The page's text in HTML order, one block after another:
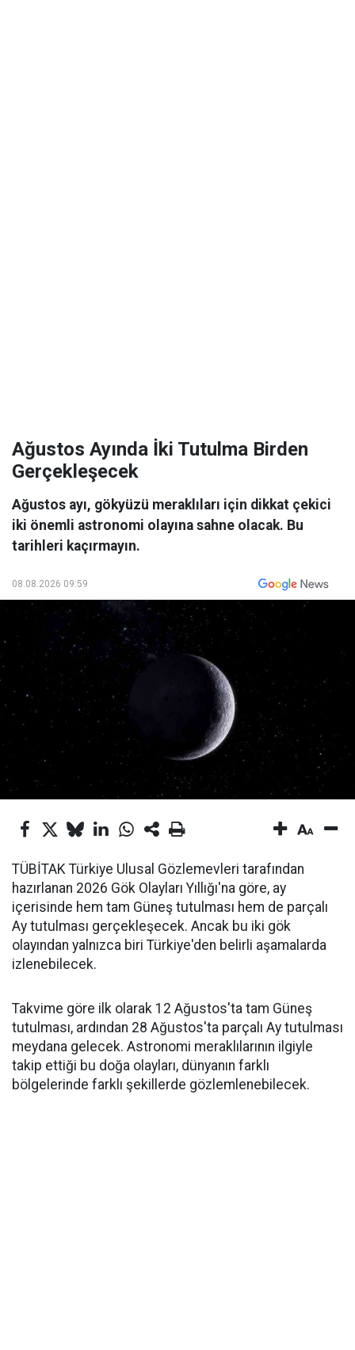
Ağustos Ayında İki Tutulma Birden
Gerçekleşecek
Ağustos ayı, gökyüzü meraklıları için dikkat çekici
iki önemli astronomi olayına sahne olacak. Bu
tarihleri kaçırmayın.
08.08.2026 09:59
TÜBİTAK Türkiye Ulusal Gözlemevleri tarafından
hazırlanan 2026 Gök Olayları Yıllığı'na göre, ay
içerisinde hem tam Güneş tutulması hem de parçalı
Ay tutulması gerçekleşecek. Ancak bu iki gök
olayından yalnızca biri Türkiye'den belirli aşamalarda
izlenebilecek.
Takvime göre ilk olarak 12 Ağustos'ta tam Güneş
tutulması, ardından 28 Ağustos'ta parçalı Ay tutulması
meydana gelecek. Astronomi meraklılarının ilgiyle
takip ettiği bu doğa olayları, dünyanın farklı
bölgelerinde farklı şekillerde gözlemlenebilecek.